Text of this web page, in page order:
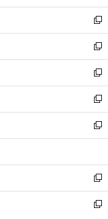
開
く
ウ
で
開
く
ン
ド
ウ
で
開
く
ウ
ィ
ン
ド
ウ
で
開
く
新
し
い
ウ
ィ
ン
ド
ウ
で
開
新
し
い
ウ
ィ
ン
ド
ウ
開
く
新
し
い
ウ
ィ
ン
ウ
で
開
く
新
し
い
ウ
ン
ド
ウ
で
新
し
ウ
ィ
ン
ド
新
し
い
新